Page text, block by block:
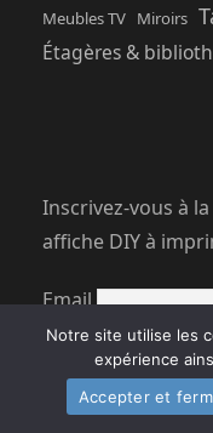
Meubles TV Miroirs
Étagères &
Inscrivez-vous à
affiche DIY à
Email
Prénom
Notre site utilise les
expérience
Accepter et